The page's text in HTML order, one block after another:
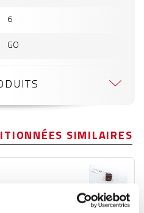
6
GO
SIMILAIRES
+ photos